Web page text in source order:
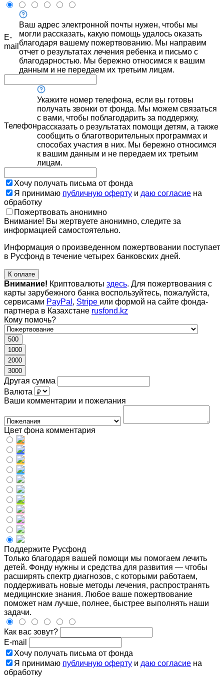
E-
mail
Ваш адрес электронной почты нужен, чтобы мы
могли рассказать, какую помощь удалось оказать
благодаря вашему пожертвованию. Мы направим
отчет о результатах лечения ребенка и письмо с
благодарностью. Мы бережно относимся к вашим
данным и не передаем их третьим лицам.
Телефон
Укажите номер телефона, если вы готовы
получать звонки от фонда. Мы можем связаться
с вами, чтобы поблагодарить за поддержку,
рассказать о результатах помощи детям, а также
сообщить о благотворительных программах и
способах участия в них. Мы бережно относимся
к вашим данным и не передаем их третьим
лицам.
Хочу получать письма от фонда
Я принимаю публичную оферту и даю согласие на
обработку
Пожертвовать анонимно
Внимание! Вы жертвуете анонимно, следите за
информацией самостоятельно.
Информация о произведенном пожертвовании поступает
в Русфонд в течение четырех банковских дней.
К оплате
Внимание! Криптовалюты здесь. Для пожертвования с
карты зарубежного банка воспользуйтесь, пожалуйста,
сервисами PayPal , Stripe или формой на сайте фонда-
партнера в Казахстане rusfond.kz
Кому помочь?
500
1000
2000
3000
Другая сумма
Валюта
Ваши комментарии и пожелания
Цвет фона комментария
Поддержите Русфонд
Только благодаря вашей помощи мы помогаем лечить
детей. Фонду нужны и средства для развития — чтобы
расширять спектр диагнозов, с которыми работаем,
поддерживать новые методы лечения, распространять
медицинские знания. Любое ваше пожертвование
поможет нам лучше, полнее, быстрее выполнять наши
задачи.
Как вас зовут?
E-mail
Хочу получать письма от фонда
Я принимаю публичную оферту и даю согласие на
обработку